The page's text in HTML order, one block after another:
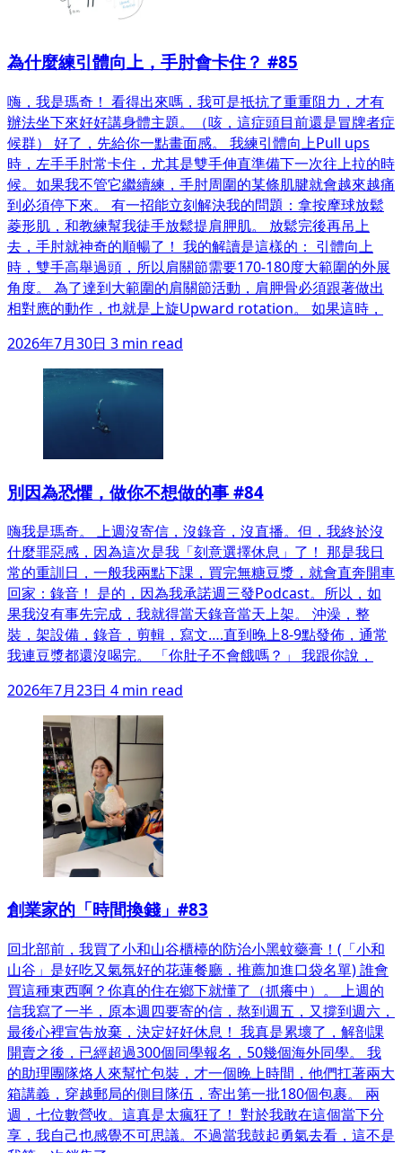
為什麼練引體向上，手肘會卡住？ #85
嗨，我是瑪奇！ 看得出來嗎，我可是抵抗了重重阻力，才有
辦法坐下來好好講身體主題。（咳，這症頭目前還是冒牌者症
候群） 好了，先給你一點畫面感。 我練引體向上Pull ups
時，左手手肘常卡住，尤其是雙手伸直準備下一次往上拉的時
候。如果我不管它繼續練，手肘周圍的某條肌腱就會越來越痛
到必須停下來。 有一招能立刻解決我的問題：拿按摩球放鬆
菱形肌，和教練幫我徒手放鬆提肩胛肌。 放鬆完後再吊上
去，手肘就神奇的順暢了！ 我的解讀是這樣的： 引體向上
時，雙手高舉過頭，所以肩關節需要170-180度大範圍的外展
角度。 為了達到大範圍的肩關節活動，肩胛骨必須跟著做出
相對應的動作，也就是上旋Upward rotation。 如果這時，
2026年7月30日 3 min read
別因為恐懼，做你不想做的事 #84
嗨我是瑪奇。 上週沒寄信，沒錄音，沒直播。但，我終於沒
什麼罪惡感，因為這次是我「刻意選擇休息」了！ 那是我日
常的重訓日，一般我兩點下課，買完無糖豆漿，就會直奔開車
回家：錄音！ 是的，因為我承諾週三發Podcast。所以，如
果我沒有事先完成，我就得當天錄音當天上架。 沖澡，整
裝，架設備，錄音，剪輯，寫文….直到晚上8-9點發佈，通常
我連豆漿都還沒喝完。 「你肚子不會餓嗎？」 我跟你說，
2026年7月23日 4 min read
創業家的「時間換錢」#83
回北部前，我買了小和山谷櫃檯的防治小黑蚊藥膏！(「小和
山谷」是好吃又氣氛好的花蓮餐廳，推薦加進口袋名單) 誰會
買這種東西啊？你真的住在鄉下就懂了（抓癢中）。 上週的
信我寫了一半，原本週四要寄的信，熬到週五，又撐到週六，
最後心裡宣告放棄，決定好好休息！ 我真是累壞了，解剖課
開賣之後，已經超過300個同學報名，50幾個海外同學。 我
的助理團隊烙人來幫忙包裝，才一個晚上時間，他們扛著兩大
箱講義，穿越郵局的側目隊伍，寄出第一批180個包裹。 兩
週，七位數營收。這真是太瘋狂了！ 對於我敢在這個當下分
享，我自己也感覺不可思議。不過當我鼓起勇氣去看，這不是